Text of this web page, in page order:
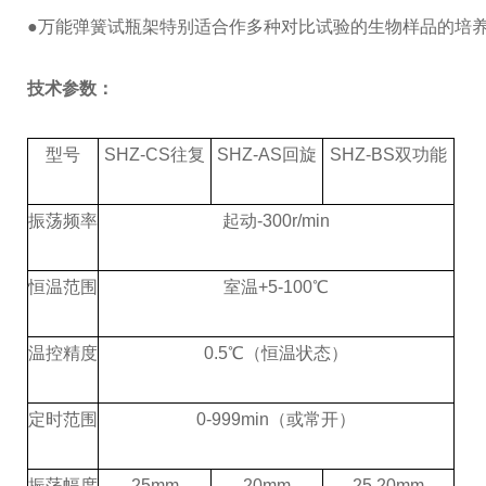
●万能弹簧试瓶架特别适合作多种对比试验的生物样品的培
技术参数：
型号 SHZ-CS往复 SHZ-AS回旋 SHZ-BS双功能
振荡频率 起动-300r/min
恒温范围 室温+5-100℃
温控精度 0.5℃ （恒温状态）
定时范围 0-999min（或常开）